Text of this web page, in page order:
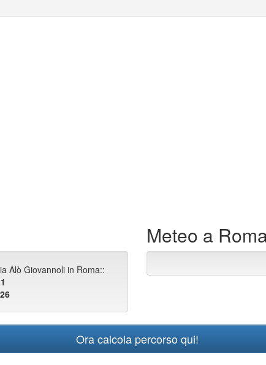
Alò Giovannoli in Roma::
Meteo a
Ora calcola percorso qui!